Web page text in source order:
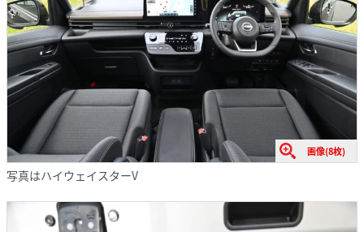
画像(8枚)
写真はハイウェイスターV